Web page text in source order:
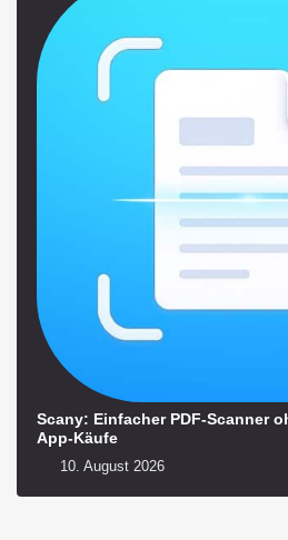
Scany: Einfacher PDF-Scanner
App-Käufe
10. August 2026